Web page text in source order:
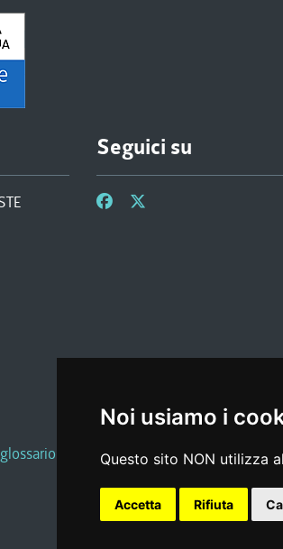
Noi usiamo i
Questo sito NON utilizza
Accetta Rifiuta
Seguici su
glossario privacy |social media policy |